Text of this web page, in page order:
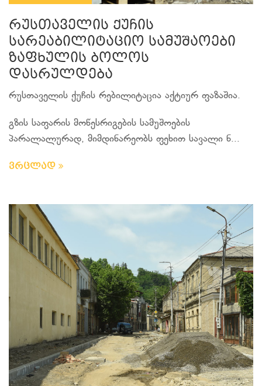
რუსთაველის ქუჩის
სარეაბილიტაციო სამუშაოები
ზაფხულის ბოლოს
დასრულდება
რუსთაველის ქუჩის რებილიტაცია აქტიურ ფაზაშია.
გზის საფარის მოწესრიგების სამუშოების
პარალალურად, მიმდინარეობს ფეხით სავალი ნ...
ვრცლად